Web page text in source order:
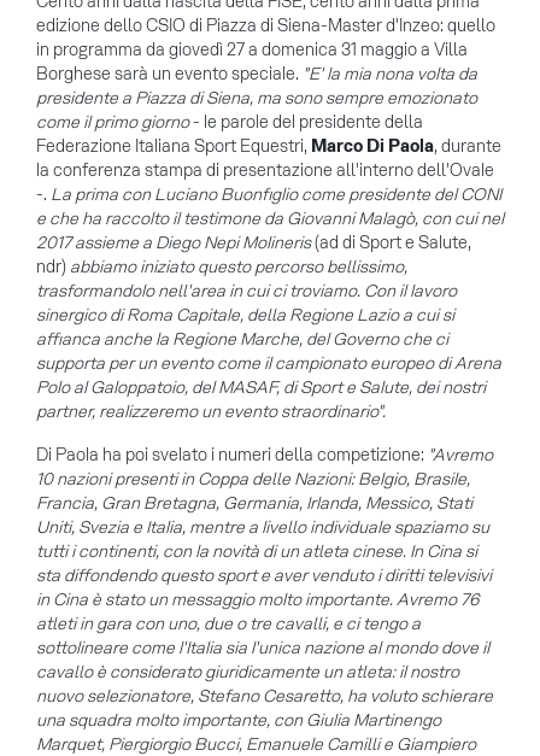
edizione dello CSIO di Piazza di Siena-Master d'Inzeo: quello
in programma da giovedì 27 a domenica 31 maggio a Villa
Borghese sarà un evento speciale. "E' la mia nona volta da
presidente a Piazza di Siena, ma sono sempre emozionato
come il primo giorno- le parole del presidente della
Federazione Italiana Sport Equestri, Marco Di Paola, durante
la conferenza stampa di presentazione all'interno dell'Ovale
-. La prima con Luciano Buonfiglio come presidente del CONI
e che ha raccolto il testimone da Giovanni Malagò, con cui nel
2017 assieme a Diego Nepi Molineris(ad di Sport e Salute,
ndr) abbiamo iniziato questo percorso bellissimo,
trasformandolo nell'area in cui ci troviamo. Con il lavoro
sinergico di Roma Capitale, della Regione Lazio a cui si
affianca anche la Regione Marche, del Governo che ci
supporta per un evento come il campionato europeo di Arena
Polo al Galoppatoio, del MASAF, di Sport e Salute, dei nostri
partner, realizzeremo un evento straordinario".
Di Paola ha poi svelato i numeri della competizione: "Avremo
10 nazioni presenti in Coppa delle Nazioni: Belgio, Brasile,
Francia, Gran Bretagna, Germania, Irlanda, Messico, Stati
Uniti, Svezia e Italia, mentre a livello individuale spaziamo su
tutti i continenti, con la novità di un atleta cinese. In Cina si
sta diffondendo questo sport e aver venduto i diritti televisivi
in Cina è stato un messaggio molto importante. Avremo 76
atleti in gara con uno, due o tre cavalli, e ci tengo a
sottolineare come l'Italia sia l'unica nazione al mondo dove il
cavallo è considerato giuridicamente un atleta: il nostro
nuovo selezionatore, Stefano Cesaretto, ha voluto schierare
una squadra molto importante, con Giulia Martinengo
Marquet, Piergiorgio Bucci, Emanuele Camilli e Giampiero